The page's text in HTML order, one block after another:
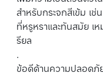
สำหรับกระจกสีเข้ม เช่
ที่หรูหราและทันสมัย เ
รียล
.
ข้อดีด้านความปลอดภั